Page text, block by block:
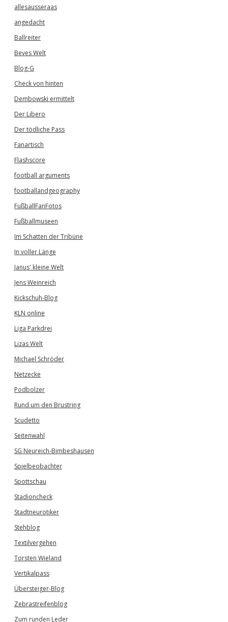
allesausseraas
angedacht
Ballreiter
Beves Welt
Blog-G
Check von hinten
Dembowski ermittelt
Der Libero
Der tödliche Pass
Fanartisch
Flashscore
football arguments
footballandgeography
FußballFanFotos
Fußballmuseen
Im Schatten der Tribüne
In voller Länge
Janus' kleine Welt
Jens Weinreich
Kickschuh-Blog
KLN online
Liga Parkdrei
Lizas Welt
Michael Schröder
Netzecke
Podbolzer
Rund um den Brustring
Scudetto
Seitenwahl
SG Neureich-Bimbeshausen
Spielbeobachter
Spottschau
Stadioncheck
Stadtneurotiker
Stehblog
Textilvergehen
Torsten Wieland
Vertikalpass
Übersteiger-Blog
Zebrastreifenblog
Zum runden Leder